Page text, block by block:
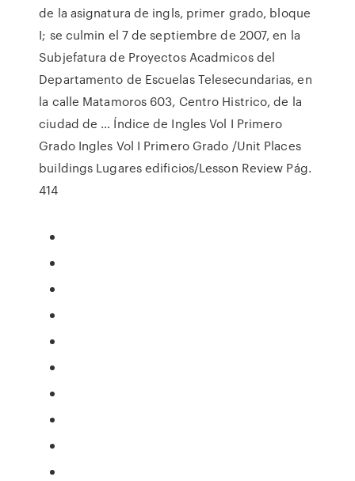
de la asignatura de ingls, primer grado, bloque
I; se culmin el 7 de septiembre de 2007, en la
Subjefatura de Proyectos Acadmicos del
Departamento de Escuelas Telesecundarias, en
la calle Matamoros 603, Centro Histrico, de la
ciudad de … Índice de Ingles Vol I Primero
Grado Ingles Vol I Primero Grado /Unit Places
buildings Lugares edificios/Lesson Review Pág.
414